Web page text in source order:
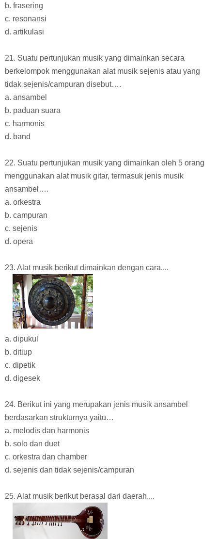
b. frasering
c. resonansi
d. artikulasi
21. Suatu pertunjukan musik yang dimainkan secara
berkelompok menggunakan alat musik sejenis atau yang
tidak sejenis/campuran disebut….
a. ansambel
b. paduan suara
c. harmonis
d. band
22. Suatu pertunjukan musik yang dimainkan oleh 5 orang
menggunakan alat musik gitar, termasuk jenis musik
ansambel….
a. orkestra
b. campuran
c. sejenis
d. opera
23. Alat musik berikut dimainkan dengan cara....
a. dipukul
b. ditiup
c. dipetik
d. digesek
24. Berikut ini yang merupakan jenis musik ansambel
berdasarkan strukturnya yaitu…
a. melodis dan harmonis
b. solo dan duet
c. orkestra dan chamber
d. sejenis dan tidak sejenis/campuran
25. Alat musik berikut berasal dari daerah....